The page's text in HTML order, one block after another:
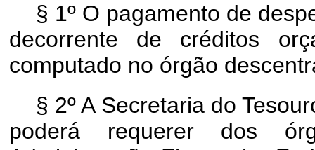
§ 1º O pagamento de
decorrente de créditos
computado no órgão
§ 2º A Secretaria do
poderá requerer dos